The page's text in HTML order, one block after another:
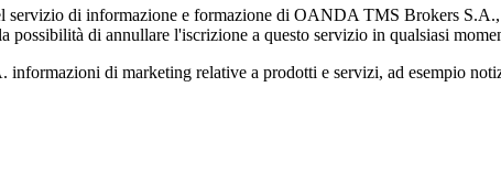
servizio di informazione e formazione di OANDA TMS Brokers S.A.,
possibilità di annullare l'iscrizione a questo servizio in qualsiasi
di marketing relative a prodotti e servizi, ad esempio